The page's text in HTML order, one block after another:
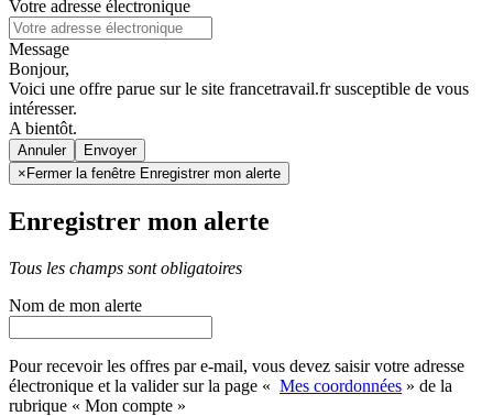
Votre adresse électronique
Message
Bonjour,
Voici une offre parue sur le site francetravail.fr susceptible de vous
intéresser.
A bientôt.
Annuler
× Fermer la fenêtre Enregistrer mon alerte
Enregistrer mon alerte
Tous les champs sont obligatoires
Nom de mon alerte
Pour recevoir les offres par e-mail, vous devez saisir votre adresse
électronique et la valider sur la page « Mes coordonnées » de la
rubrique « Mon compte »